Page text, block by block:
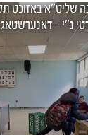
שליט"א באזוכט
נ"י -